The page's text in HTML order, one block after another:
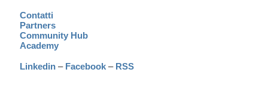
Contatti
Partners
Community Hub
Academy
Linkedin – Facebook – RSS